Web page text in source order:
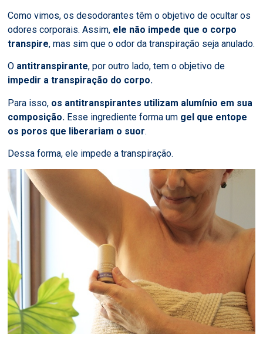
Como vimos, os desodorantes têm o objetivo de ocultar os
odores corporais. Assim, ele não impede que o corpo
transpire, mas sim que o odor da transpiração seja anulado.
O antitranspirante, por outro lado, tem o objetivo de
impedir a transpiração do corpo.
Para isso, os antitranspirantes utilizam alumínio em sua
composição. Esse ingrediente forma um gel que entope
os poros que liberariam o suor.
Dessa forma, ele impede a transpiração.